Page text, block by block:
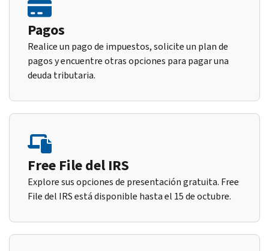
Pagos
Realice un pago de impuestos, solicite un plan de
pagos y encuentre otras opciones para pagar una
deuda tributaria.
Free File del IRS
Explore sus opciones de presentación gratuita. Free
File del IRS está disponible hasta el 15 de octubre.